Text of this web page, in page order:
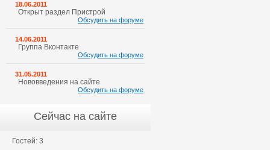
18.06.2011
Открыт раздел Пристрой
Обсудить на форуме
14.06.2011
Группа Вконтакте
Обсудить на форуме
31.05.2011
Нововведения на сайте
Обсудить на форуме
Сейчас на сайте
Гостей: 3